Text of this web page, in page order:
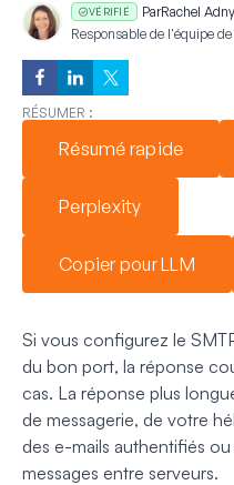
VÉRIFIÉ ParRachel
Responsable de l'équipe
RÉSUMER :
Résumé rapide
Perplexity
Copier pour LLM
Si vous configurez le
du bon port, la réponse
cas. La réponse plus
de messagerie, de votre
des e-mails authentifiés
messages entre serveurs.